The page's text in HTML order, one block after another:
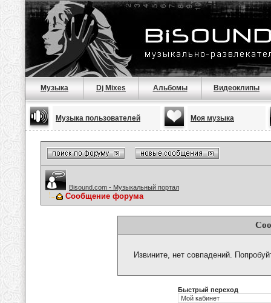
Музыка Dj Mixes Альбомы Видеоклипы
Музыка пользователей Моя музыка
Bisound.com - Музыкальный портал
Сообщение форума
Извините, нет совпадений.
Быстрый переход